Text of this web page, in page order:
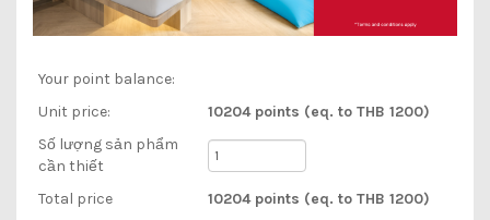
Your point balance:
Unit price:
10204 points (eq. to THB 1200)
Số lượng sản phẩm
cần thiết
Total price
10204 points (eq. to THB 1200)